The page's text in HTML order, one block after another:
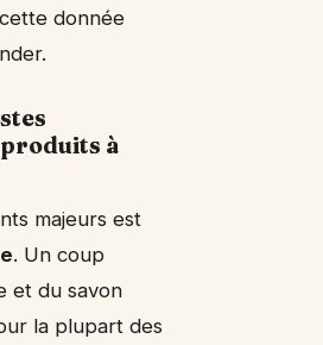
donnée
à
majeurs est
. Un coup
et du savon
la plupart des